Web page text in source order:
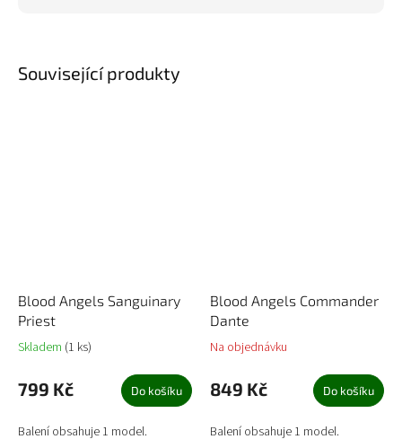
Související produkty
Blood Angels Sanguinary
Priest
Skladem (1 ks)
799 Kč Do košíku
Balení obsahuje 1 model.
Blood Angels Commander
Dante
Na objednávku
849 Kč Do košíku
Balení obsahuje 1 model.